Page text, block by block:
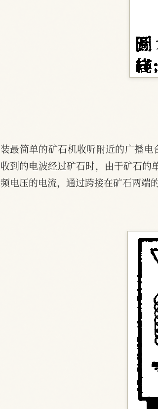
装最简单的矿石机收听附近的广播
收到的电波经过矿石时，由于矿石的
频电压的电流，通过跨接在矿石两端